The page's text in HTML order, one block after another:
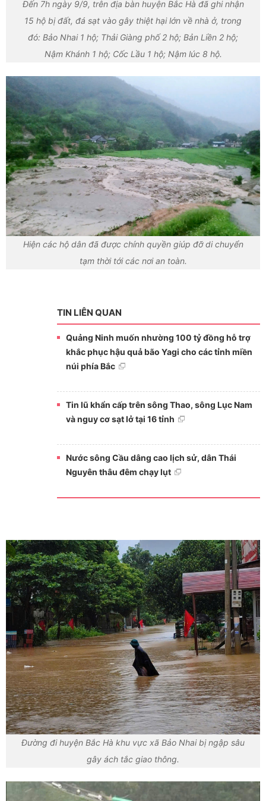
Đến 7h ngày 9/9, trên địa bàn huyện Bắc Hà đã ghi nhận
15 hộ bị đất, đá sạt vào gây thiệt hại lớn về nhà ở, trong
đó: Bảo Nhai 1 hộ; Thải Giàng phố 2 hộ; Bản Liền 2 hộ;
Nậm Khánh 1 hộ; Cốc Lầu 1 hộ; Nậm lúc 8 hộ.
Hiện các hộ dân đã được chính quyền giúp đỡ di chuyển
tạm thời tới các nơi an toàn.
TIN LIÊN QUAN
Quảng Ninh muốn nhường 100 tỷ đồng hỗ trợ
khắc phục hậu quả bão Yagi cho các tỉnh miền
núi phía Bắc
Tin lũ khẩn cấp trên sông Thao, sông Lục Nam
và nguy cơ sạt lở tại 16 tỉnh
Nước sông Cầu dâng cao lịch sử, dân Thái
Nguyên thâu đêm chạy lụt
Đường đi huyện Bắc Hà khu vực xã Bảo Nhai bị ngập sâu
gây ách tắc giao thông.